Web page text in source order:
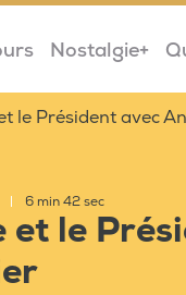
Nostalgie+
le Président avec
6 min 42 sec
et le